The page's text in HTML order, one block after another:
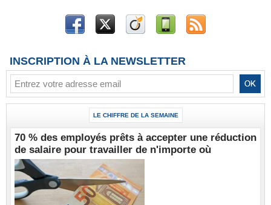
INSCRIPTION À LA NEWSLETTER
LE CHIFFRE DE LA SEMAINE
70 % des employés prêts à accepter une réduction
de salaire pour travailler de n'importe où